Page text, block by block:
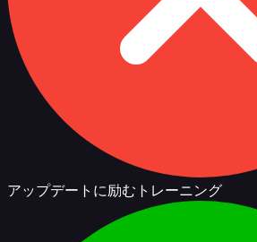
アップデートに励むトレーニング